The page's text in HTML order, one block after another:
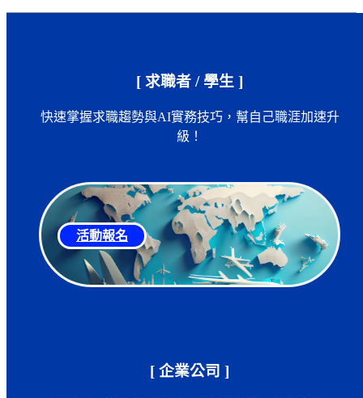
[ 求職者 / 學生 ]
快速掌握求職趨勢與AI實務技巧，幫自己職涯加速升
級！
活動報名
[ 企業公司 ]